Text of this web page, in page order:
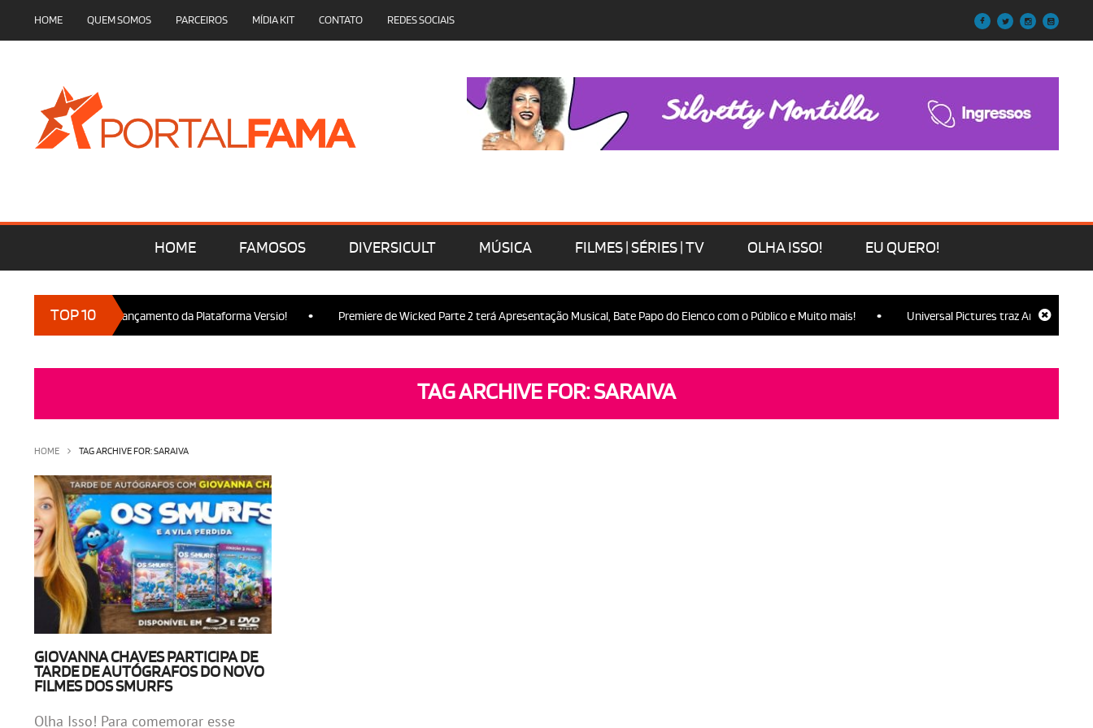
HOME QUEM SOMOS PARCEIROS MÍDIA KIT CONTATO REDES SOCIAIS
HOME FAMOSOS DIVERSICULT MÚSICA FILMES | SÉRIES | TV OLHA ISSO! EU QUERO!
TOP 10
presença no Lançamento da Plataforma Versio! Premiere de Wicked Parte 2 terá Apresentação Musical, Bate Papo do Elenco com o Público e Muito mais! Universal Pictures traz Ariana Grande,
TAG ARCHIVE FOR: SARAIVA
HOME TAG ARCHIVE FOR: SARAIVA
GIOVANNA CHAVES PARTICIPA DE
TARDE DE AUTÓGRAFOS DO NOVO
FILMES DOS SMURFS
Olha Isso! Para comemorar esse